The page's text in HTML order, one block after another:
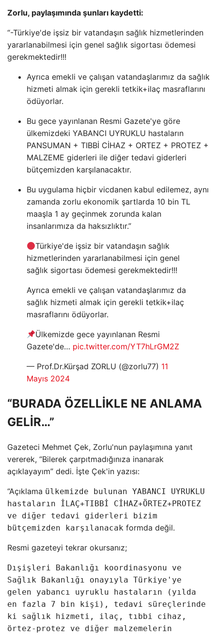
Zorlu, paylaşımında şunları kaydetti:
“-Türkiye'de işsiz bir vatandaşın sağlık hizmetlerinden
yararlanabilmesi için genel sağlık sigortası ödemesi
gerekmektedir!!!
Ayrıca emekli ve çalışan vatandaşlarımız da sağlık
hizmeti almak için gerekli tetkik+ilaç masraflarını
ödüyorlar.
Bu gece yayınlanan Resmi Gazete'ye göre
ülkemizdeki YABANCI UYRUKLU hastaların
PANSUMAN + TIBBİ CİHAZ + ORTEZ + PROTEZ +
MALZEME giderleri ile diğer tedavi giderleri
bütçemizden karşılanacaktır.
Bu uygulama hiçbir vicdanen kabul edilemez, aynı
zamanda zorlu ekonomik şartlarda 10 bin TL
maaşla 1 ay geçinmek zorunda kalan
insanlarımıza da haksızlıktır.”
Türkiye'de işsiz bir vatandaşın sağlık
hizmetlerinden yararlanabilmesi için genel
sağlık sigortası ödemesi gerekmektedir!!!
Ayrıca emekli ve çalışan vatandaşlarımız da
sağlık hizmeti almak için gerekli tetkik+ilaç
masraflarını ödüyorlar.
Ülkemizde gece yayınlanan Resmi
Gazete'de… pic.twitter.com/YT7hLrGM2Z
— Prof.Dr.Kürşad ZORLU (@zorlu77) 11
Mayıs 2024
“BURADA ÖZELLİKLE NE ANLAMA
GELİR…”
Gazeteci Mehmet Çek, Zorlu'nun paylaşımına yanıt
vererek, “Bilerek çarpıtmadığınıza inanarak
açıklayayım” dedi. İşte Çek'in yazısı:
“Açıklama ülkemizde bulunan YABANCI UYRUKLU
hastaların İLAÇ+TIBBİ CİHAZ+ÖRTEZ+PROTEZ
ve diğer tedavi giderleri bizim
bütçemizden karşılanacak formda değil.
Resmi gazeteyi tekrar okursanız;
Dışişleri Bakanlığı koordinasyonu ve
Sağlık Bakanlığı onayıyla Türkiye'ye
gelen yabancı uyruklu hastaların (yılda
en fazla 7 bin kişi), tedavi süreçlerinde
ki sağlık hizmeti, ilaç, tıbbi cihaz,
örtez-protez ve diğer malzemelerin